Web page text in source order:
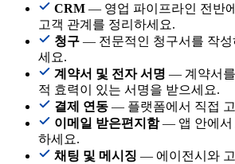
CRM — 영업 파이프라인 전반
고객 관계를 정리하세요.
청구 — 전문적인 청구서를 작성
세요.
계약서 및 전자 서명 — 계약서를
적 효력이 있는 서명을 받으세요.
결제 연동 — 플랫폼에서 직접
이메일 받은편지함— 앱 안에서
하세요.
채팅 및 메시징 — 에이전시와